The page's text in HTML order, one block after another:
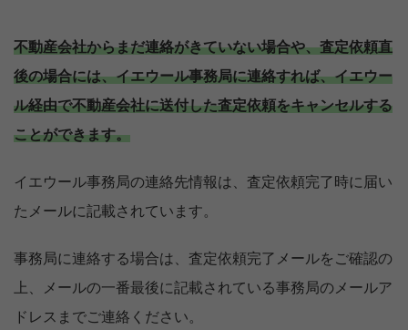
不動産会社からまだ連絡がきていない場合や、査定依頼直
後の場合には、イエウール事務局に連絡すれば、イエウー
ル経由で不動産会社に送付した査定依頼をキャンセルする
ことができます。
イエウール事務局の連絡先情報は、査定依頼完了時に届い
たメールに記載されています。
事務局に連絡する場合は、査定依頼完了メールをご確認の
上、メールの一番最後に記載されている事務局のメールア
ドレスまでご連絡ください。